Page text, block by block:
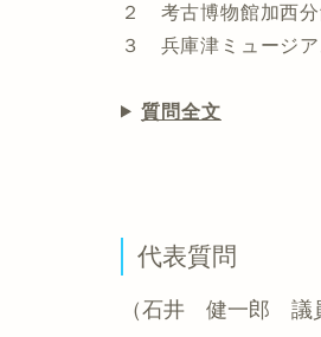
２ 考古博物館加西分
３ 兵庫津ミュージア
質問全文
代表質問
（石井 健一郎 議